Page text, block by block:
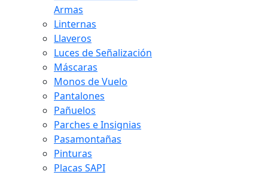
Armas
Linternas
Llaveros
Luces de Señalización
Máscaras
Monos de Vuelo
Pantalones
Pañuelos
Parches e Insignias
Pasamontañas
Pinturas
Placas SAPI